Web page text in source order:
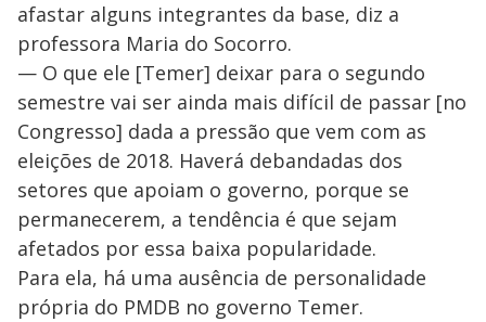
afastar alguns integrantes da base, diz a
professora Maria do Socorro.
— O que ele [Temer] deixar para o segundo
semestre vai ser ainda mais difícil de passar [no
Congresso] dada a pressão que vem com as
eleições de 2018. Haverá debandadas dos
setores que apoiam o governo, porque se
permanecerem, a tendência é que sejam
afetados por essa baixa popularidade.
Para ela, há uma ausência de personalidade
própria do PMDB no governo Temer.